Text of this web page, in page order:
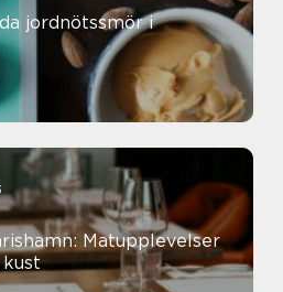
jordnötssmör i
Matupplevelser
kust